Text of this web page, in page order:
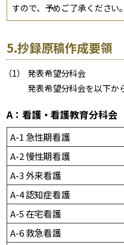
すので、予めご了承ください。
5.抄録原稿作成要領
発表希望分科会
発表希望分科会を以下か
A：看護・看護教育分科会
A-1 急性期看護
A-2 慢性期看護
A-3 外来看護
A-4 認知症看護
A-5 在宅看護
A-6 救急看護